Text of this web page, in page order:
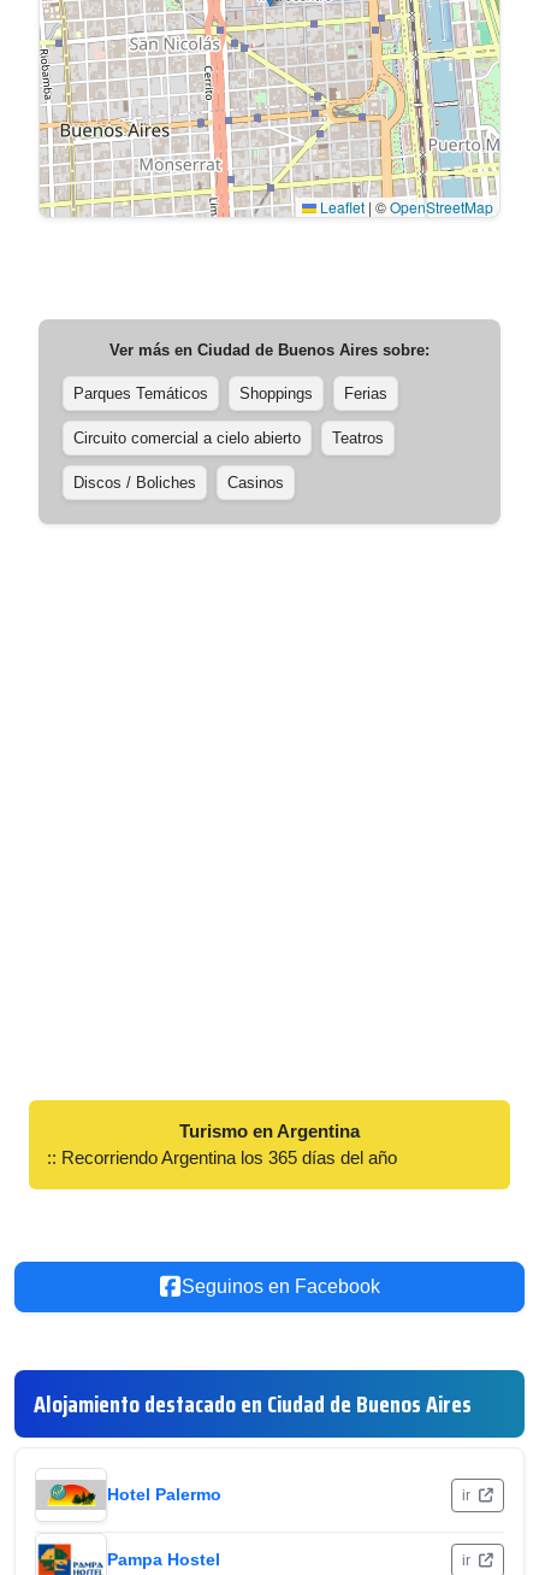
Leaflet | ©OpenStreetMap
Ver más en Ciudad de Buenos Aires sobre:
Parques Temáticos Shoppings Ferias
Circuito comercial a cielo abierto Teatros
Discos / Boliches Casinos
Turismo en Argentina
:: Recorriendo Argentina los 365 días del año
Seguinos en Facebook
Alojamiento destacado en Ciudad de Buenos Aires
Hotel Palermo ir
Pampa Hostel ir